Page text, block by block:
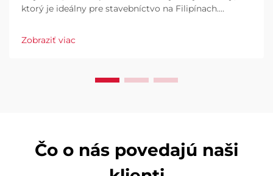
ktorý je ideálny pre stavebníctvo na Filipínach.
výkon, nízky odpad, plná automatizácia. Vyžiadajte si
Zobraziť viac
Čo o nás povedajú naši